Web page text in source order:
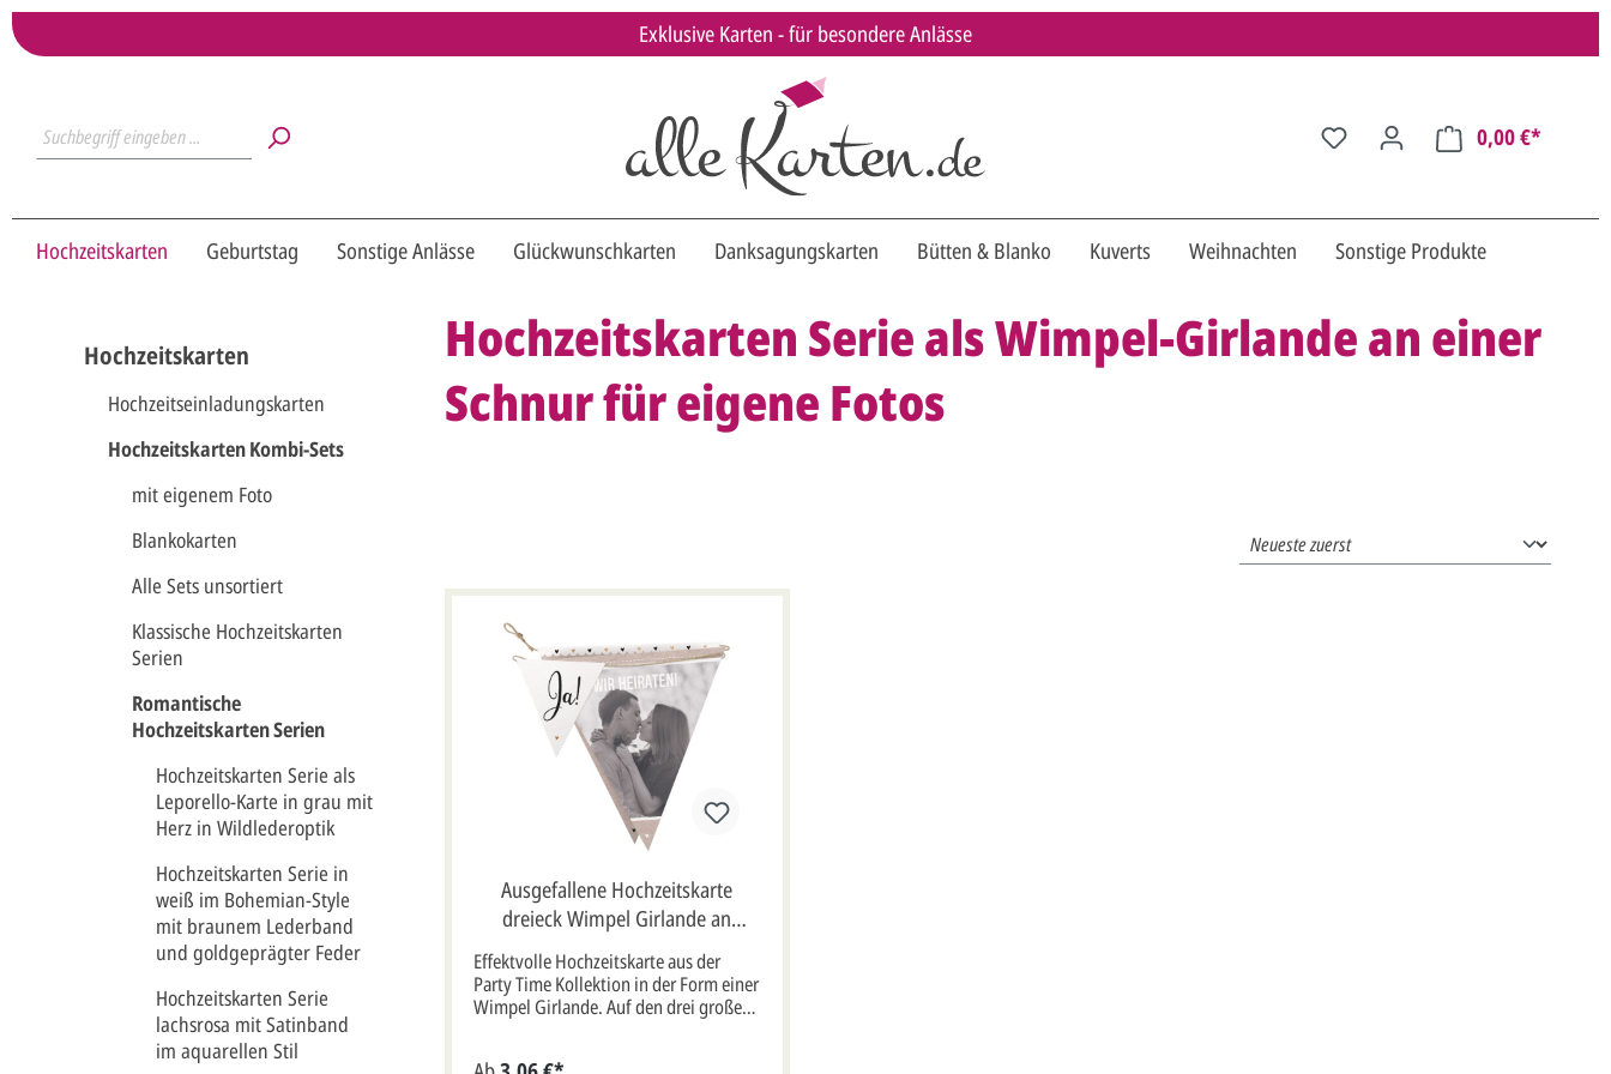
Exklusive Karten - für besondere Anlässe
0,00 €*
Hochzeitskarten Geburtstag Sonstige Anlässe Glückwunschkarten Danksagungskarten Bütten & Blanko Kuverts Weihnachten Sonstige Produkte
Hochzeitskarten
Hochzeitseinladungskarten
Hochzeitskarten Kombi-Sets
mit eigenem Foto
Blankokarten
Alle Sets unsortiert
Klassische Hochzeitskarten
Serien
Romantische
Hochzeitskarten Serien
Hochzeitskarten Serie als
Leporello-Karte in grau mit
Herz in Wildlederoptik
Hochzeitskarten Serie in
weiß im Bohemian-Style
mit braunem Lederband
und goldgeprägter Feder
Hochzeitskarten Serie
lachsrosa mit Satinband
im aquarellen Stil
Hochzeitskarten Serie als Wimpel-Girlande an einer
Schnur für eigene Fotos
Ausgefallene Hochzeitskarte
dreieck Wimpel Girlande an
Schnur für eigene Fotos
Effektvolle Hochzeitskarte aus der
Party Time Kollektion in der Form einer
Wimpel Girlande. Auf den drei großen